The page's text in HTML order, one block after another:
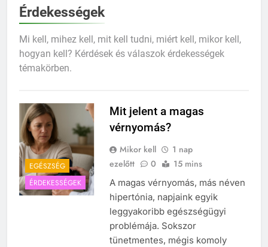
Érdekességek
Mi kell, mihez kell, mit kell tudni, miért kell, mikor kell,
hogyan kell? Kérdések és válaszok érdekességek
témakörben.
EGÉSZSÉG
ÉRDEKESSÉGEK
Mit jelent a magas
vérnyomás?
Mikor kell
1 nap
ezelőtt
0 15 mins
A magas vérnyomás, más néven
hipertónia, napjaink egyik
leggyakoribb egészségügyi
problémája. Sokszor
tünetmentes, mégis komoly